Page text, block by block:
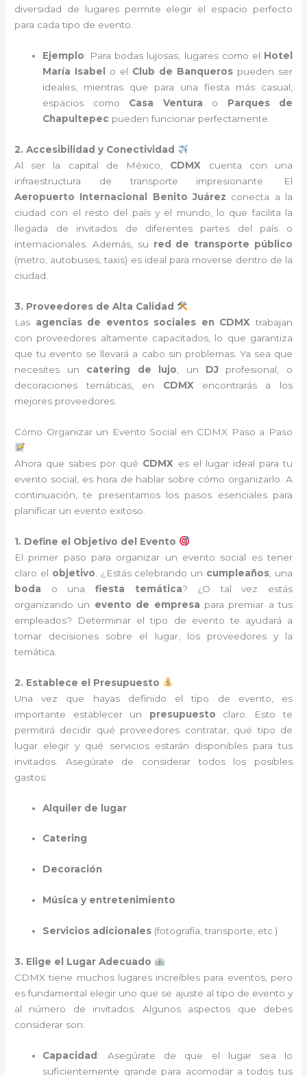
diversidad de lugares permite elegir el espacio perfecto
para cada tipo de evento.
Ejemplo: Para bodas lujosas, lugares como el Hotel
María Isabel
o el Club de Banquerospueden ser
ideales, mientras que para una fiesta más casual,
espacios como Casa Ventura o Parques de
Chapultepec pueden funcionar perfectamente.
2. Accesibilidad y Conectividad
Al ser la capital de México, CDMX cuenta con una
infraestructura de transporte impresionante. El
Aeropuerto Internacional Benito Juárez conecta a la
ciudad con el resto del país y el mundo, lo que facilita la
llegada de invitados de diferentes partes del país o
internacionales. Además, su red de transporte público
(metro, autobuses, taxis) es ideal para moverse dentro de la
ciudad.
3. Proveedores de Alta Calidad
Las agencias de eventos sociales en CDMX trabajan
con proveedores altamente capacitados, lo que garantiza
que tu evento se llevará a cabo sin problemas. Ya sea que
necesites un catering de lujo , un DJ profesional, o
decoraciones temáticas, en CDMX encontrarás a los
mejores proveedores.
Cómo Organizar un Evento Social en CDMX Paso a Paso
Ahora que sabes por qué CDMX es el lugar ideal para tu
evento social, es hora de hablar sobre cómo organizarlo. A
continuación, te presentamos los pasos esenciales para
planificar un evento exitoso.
1. Define el Objetivo del Evento
El primer paso para organizar un evento social es tener
claro el objetivo . ¿Estás celebrando un cumpleaños , una
boda o una fiesta temática? ¿O tal vez estás
organizando un evento de empresa para premiar a tus
empleados? Determinar el tipo de evento te ayudará a
tomar decisiones sobre el lugar, los proveedores y la
temática.
2. Establece el Presupuesto
Una vez que hayas definido el tipo de evento, es
importante establecer un presupuesto claro. Esto te
permitirá decidir qué proveedores contratar, qué tipo de
lugar elegir y qué servicios estarán disponibles para tus
invitados. Asegúrate de considerar todos los posibles
gastos:
Alquiler de lugar
Catering
Decoración
Música y entretenimiento
Servicios adicionales (fotografía, transporte, etc.)
3. Elige el Lugar Adecuado
CDMX tiene muchos lugares increíbles para eventos, pero
es fundamental elegir uno que se ajuste al tipo de evento y
al número de invitados. Algunos aspectos que debes
considerar son:
Capacidad : Asegúrate de que el lugar sea lo
suficientemente grande para acomodar a todos tus